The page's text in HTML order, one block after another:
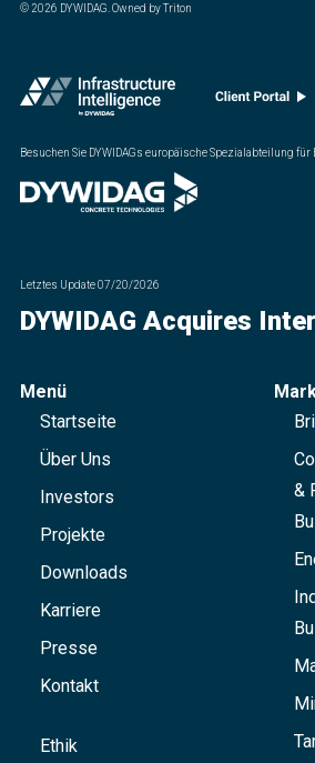
©2026 DYWIDAG. Owned by Triton
Besuchen Sie DYWIDAGs europäische Spezialabteilung für
Letztes Update07/20/2026
DYWIDAG Acquires
Menü
Startseite
Über Uns
Investors
Projekte
Downloads
Karriere
Presse
Kontakt
Ethik
&